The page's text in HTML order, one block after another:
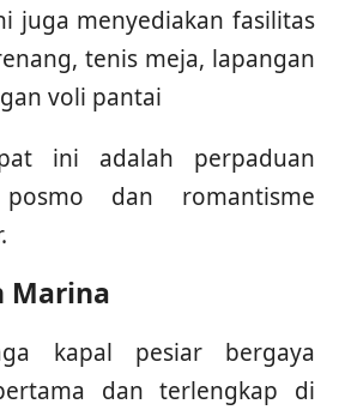
juga menyediakan fasilitas
tenis meja, lapangan
voli pantai
ini adalah perpaduan
dan romantisme
Marina
kapal pesiar bergaya
dan terlengkap di